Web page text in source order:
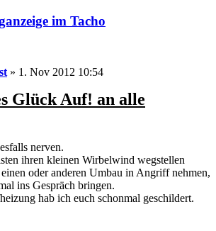
im Tacho
» 1. Nov 2012 10:54
Glück Auf! an alle
nerven.
ihren kleinen Wirbelwind wegstellen
oder anderen Umbau in Angriff nehmen,
ins Gespräch bringen.
hab ich euch schonmal geschildert.